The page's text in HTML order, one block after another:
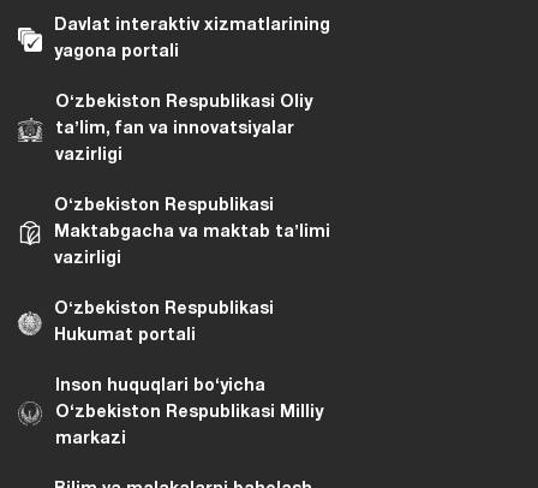
Davlat interaktiv xizmatlarining
yagona portali
Oʻzbekiston Respublikasi Oliy
taʼlim, fan va innovatsiyalar
vazirligi
Oʻzbekiston Respublikasi
Maktabgacha va maktab taʼlimi
vazirligi
Oʻzbekiston Respublikasi
Hukumat portali
Inson huquqlari bo‘yicha
O‘zbekiston Respublikasi Milliy
markazi